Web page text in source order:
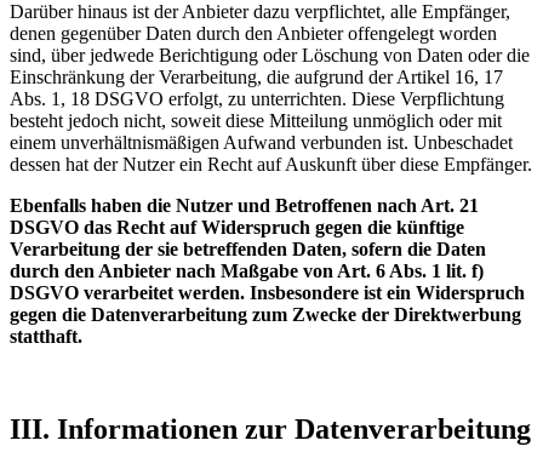
Darüber hinaus ist der Anbieter dazu verpflichtet, alle Empfänger,
denen gegenüber Daten durch den Anbieter offengelegt worden
sind, über jedwede Berichtigung oder Löschung von Daten oder die
Einschränkung der Verarbeitung, die aufgrund der Artikel 16, 17
Abs. 1, 18 DSGVO erfolgt, zu unterrichten. Diese Verpflichtung
besteht jedoch nicht, soweit diese Mitteilung unmöglich oder mit
einem unverhältnismäßigen Aufwand verbunden ist. Unbeschadet
dessen hat der Nutzer ein Recht auf Auskunft über diese Empfänger.
Ebenfalls haben die Nutzer und Betroffenen nach Art. 21
DSGVO das Recht auf Widerspruch gegen die künftige
Verarbeitung der sie betreffenden Daten, sofern die Daten
durch den Anbieter nach Maßgabe von Art. 6 Abs. 1 lit. f)
DSGVO verarbeitet werden. Insbesondere ist ein Widerspruch
gegen die Datenverarbeitung zum Zwecke der Direktwerbung
statthaft.
III. Informationen zur Datenverarbeitung